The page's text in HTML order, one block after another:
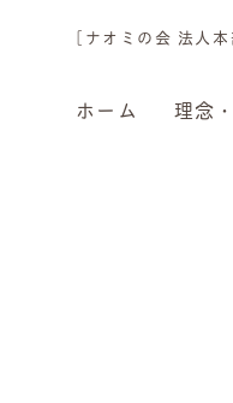
［ナオミの会 法
ホーム 理念